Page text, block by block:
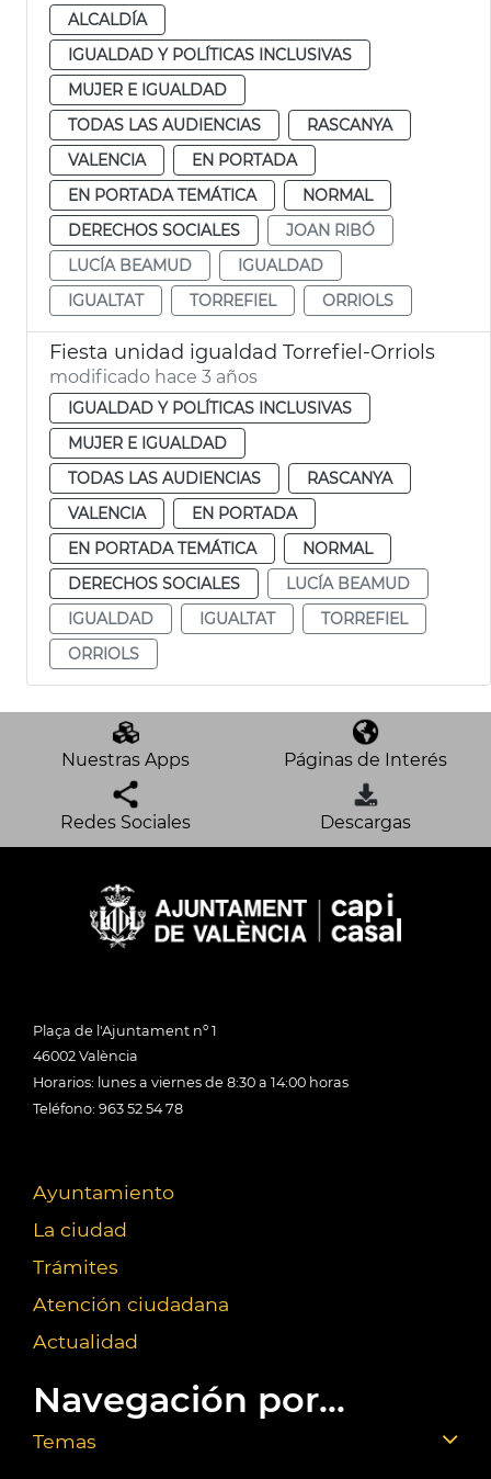
ALCALDÍA
IGUALDAD Y POLÍTICAS INCLUSIVAS
MUJER E IGUALDAD
TODAS LAS AUDIENCIAS
RASCANYA
VALENCIA
EN PORTADA
EN PORTADA TEMÁTICA
NORMAL
DERECHOS SOCIALES
JOAN RIBÓ
LUCÍA BEAMUD
IGUALDAD
IGUALTAT
TORREFIEL ORRIOLS
Fiesta unidad igualdad Torrefiel-Orriols
modificado hace 3 años
IGUALDAD Y POLÍTICAS INCLUSIVAS
MUJER E IGUALDAD
TODAS LAS AUDIENCIAS
RASCANYA
VALENCIA
EN PORTADA
EN PORTADA TEMÁTICA
NORMAL
DERECHOS SOCIALES
LUCÍA BEAMUD
IGUALDAD
IGUALTAT
TORREFIEL
ORRIOLS
Nuestras Apps Páginas de Interés
Redes Sociales Descargas
Plaça de l'Ajuntament nº 1
46002 València
Horarios: lunes a viernes de 8:30 a 14:00 horas
Teléfono: 963 52 54 78
Ayuntamiento
La ciudad
Trámites
Atención ciudadana
Actualidad
Navegación por...
Temas